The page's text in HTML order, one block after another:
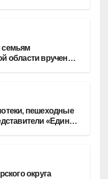
семьям
области вручены
пешеходные
«Единой
округа